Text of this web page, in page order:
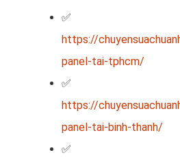
✅
https://
panel-tai-tphcm/
✅
https://
panel-tai-binh-thanh/
✅